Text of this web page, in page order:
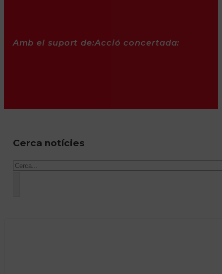
Amb el suport de:Acció concertada:
Cerca notícies
Cercar